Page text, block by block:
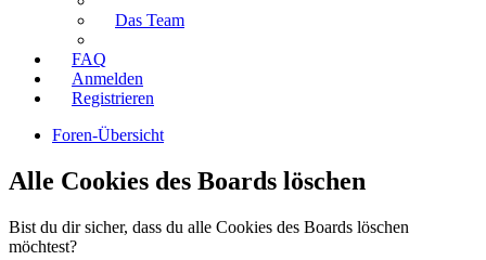
Das Team
FAQ
Anmelden
Registrieren
Foren-Übersicht
Alle Cookies des Boards löschen
Bist du dir sicher, dass du alle Cookies des Boards löschen
möchtest?